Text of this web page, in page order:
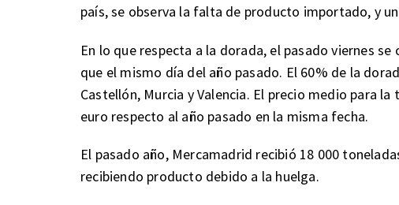
país, se observa la falta de producto importado, y
En lo que respecta a la dorada, el pasado viernes
que el mismo día del año pasado. El 60% de la
Castellón, Murcia y Valencia. El precio medio para
euro respecto al año pasado en la misma fecha.
El pasado año, Mercamadrid recibió 18 000
recibiendo producto debido a la huelga.